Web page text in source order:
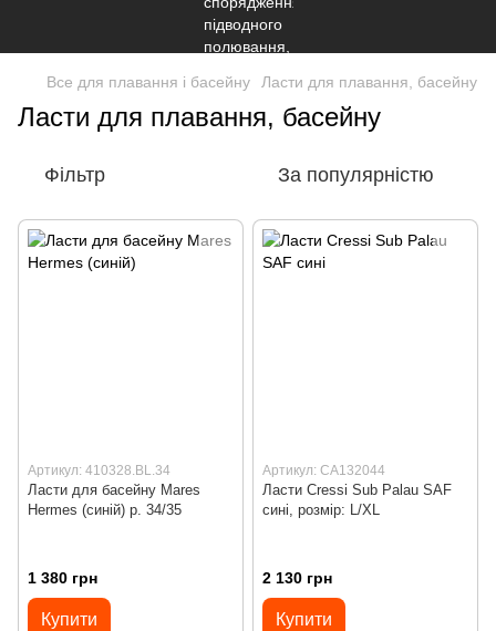
Все для плавання і басейну Ласти для плавання, басейну
Ласти для плавання, басейну
Фільтр За популярністю
Артикул: 410328.BL.34
Ласти для басейну Mares
Hermes (синій) р. 34/35
1 380 грн
Купити
Артикул: CA132044
Ласти Cressi Sub Palau SAF
сині, розмір: L/XL
2 130 грн
Купити